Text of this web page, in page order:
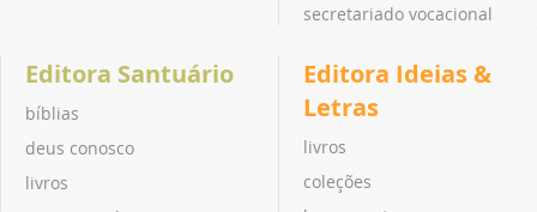
secretariado vocacional
Editora Santuário
bíblias
deus conosco
livros
Editora Ideias &
Letras
livros
coleções